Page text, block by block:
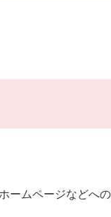
ームページなどへ